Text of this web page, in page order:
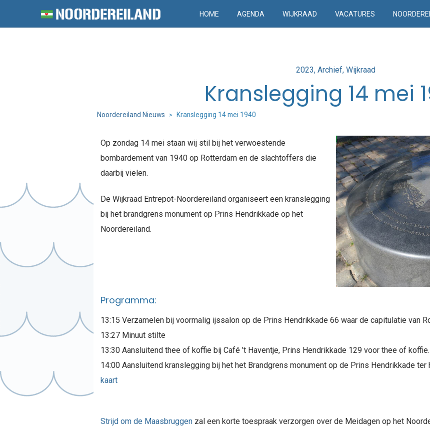
HOME AGENDA WIJKRAAD VACATURES
Posted
2023 Archief Wijkraad
Kranslegging 14 mei
Noordereiland Nieuws > Kranslegging 14 mei 1940
Op zondag 14 mei staan wij stil bij het verwoestende
bombardement van 1940 op Rotterdam en de slachtoffers die
daarbij vielen.
De Wijkraad Entrepot-Noordereiland organiseert een kranslegging
bij het brandgrens monument op Prins Hendrikkade op het
Noordereiland.
Programma:
13:15 Verzamelen bij voormalig ijssalon op de Prins Hendrikkade 66 waar de capitulatie van
13:27 Minuut stilte
13:30 Aansluitend thee of koffie bij Café ’t Haventje, Prins Hendrikkade 129 voor thee of koffie.
14:00 Aansluitend kranslegging bij het het Brandgrens monument op de Prins Hendrikkade
kaart
Strijd om de Maasbruggenzal een korte toespraak verzorgen over de Meidagen op het